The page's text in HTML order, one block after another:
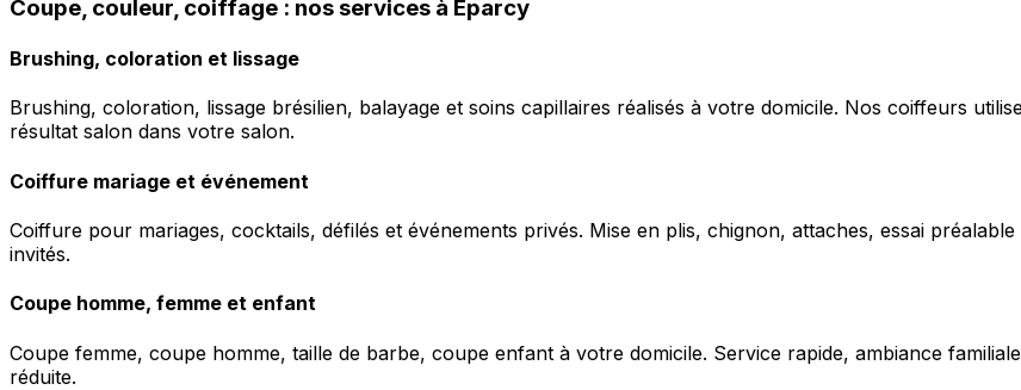
Coupe, couleur, coiffage : nos services à Éparcy
Brushing, coloration et lissage
Brushing, coloration, lissage brésilien, balayage et soins capillaires réalisés à votre domicile. Nos coiffeurs
résultat salon dans votre salon.
Coiffure mariage et événement
Coiffure pour mariages, cocktails, défilés et événements privés. Mise en plis, chignon, attaches, essai
invités.
Coupe homme, femme et enfant
Coupe femme, coupe homme, taille de barbe, coupe enfant à votre domicile. Service rapide, ambiance
réduite.